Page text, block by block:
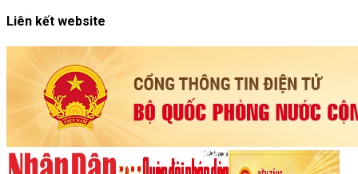
Liên kết website